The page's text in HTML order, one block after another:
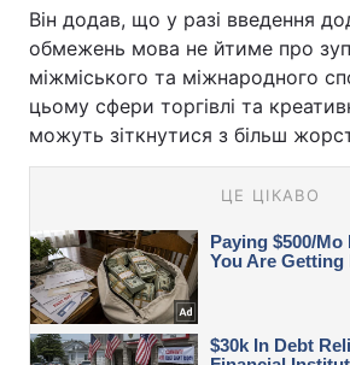
Він додав, що у разі введення
обмежень мова не йтиме про
міжміського та міжнародного
цьому сфери торгівлі та
можуть зіткнутися з більш